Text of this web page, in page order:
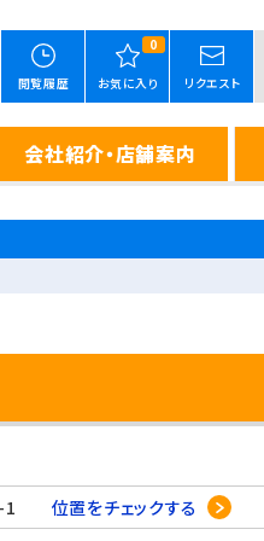
閲覧履歴
0
お気に入り リクエスト
会社紹介・店舗案内
1 位置をチェックする